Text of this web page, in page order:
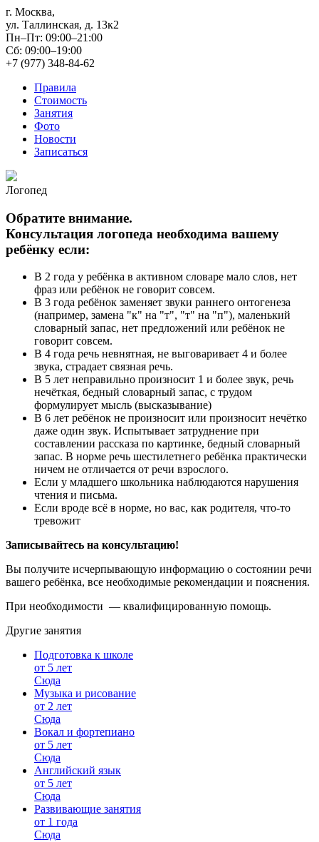
г. Москва,
ул. Таллинская, д. 13к2
Пн–Пт: 09:00–21:00
Сб: 09:00–19:00
+7 (977) 348-84-62
Правила
Стоимость
Занятия
Фото
Новости
Записаться
Логопед
Обратите внимание.
Консультация логопеда необходима вашему
ребёнку если:
В 2 года у ребёнка в активном словаре мало слов, нет
фраз или ребёнок не говорит совсем.
В 3 года ребёнок заменяет звуки раннего онтогенеза
(например, замена "к" на "т", "т" на "п"), маленький
словарный запас, нет предложений или ребёнок не
говорит совсем.
В 4 года речь невнятная, не выговаривает 4 и более
звука, страдает связная речь.
В 5 лет неправильно произносит 1 и более звук, речь
нечёткая, бедный словарный запас, с трудом
формулирует мысль (высказывание)
В 6 лет ребёнок не произносит или произносит нечётко
даже один звук. Испытывает затруднение при
составлении рассказа по картинке, бедный словарный
запас. В норме речь шестилетнего ребёнка практически
ничем не отличается от речи взрослого.
Если у младшего школьника наблюдаются нарушения
чтения и письма.
Если вроде всё в норме, но вас, как родителя, что-то
тревожит
Записывайтесь на консультацию!
Вы получите исчерпывающую информацию о состоянии речи
вашего ребёнка, все необходимые рекомендации и пояснения.
При необходимости — квалифицированную помощь.
Другие занятия
Подготовка к школе
от 5 лет
Сюда
Музыка и рисование
от 2 лет
Сюда
Вокал и фортепиано
от 5 лет
Сюда
Английский язык
от 5 лет
Сюда
Развивающие занятия
от 1 года
Сюда